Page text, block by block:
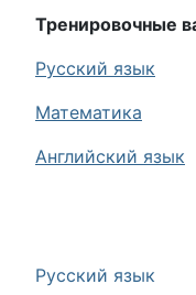
Русский язык
Тренировочные
Русский язык
Математика
Английский язык